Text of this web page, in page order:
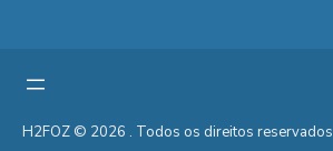
H2FOZ © 2026 . Todos os direitos reservados